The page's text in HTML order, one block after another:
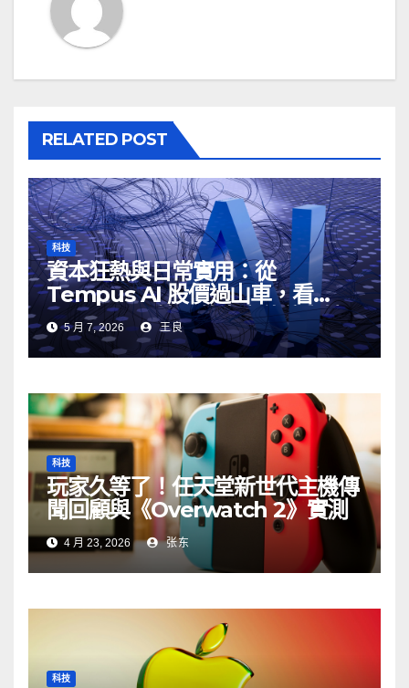
RELATED POST
科技
資本狂熱與日常實用：從
Tempus AI 股價過山車，看
Google AI 搜尋的真實伏位與妙
用5 月 7, 2026 王良
科技
玩家久等了！任天堂新世代主機傳
聞回顧與《Overwatch 2》實測
4 月 23, 2026 张东
科技